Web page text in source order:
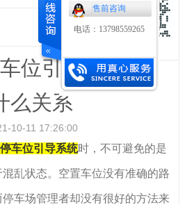
售前咨询
电话：13798559265
位引导之间有
么关系
10-11 17:26:00
停车位引导系统时，不可避免的是
乱状态。空置车位没有准确的路
车场管理者却没有很好的方法来